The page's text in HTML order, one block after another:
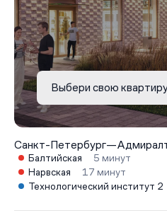
Выбери свою
Санкт-Петербург—
Балтийская
5 минут
Нарвская
17 минут
Технологический институт 2